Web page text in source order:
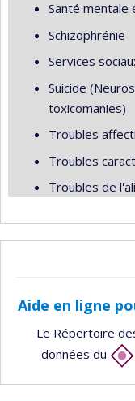
Santé mentale
Schizophrénie
Services
Suicide
toxicomanies)
Troubles
Troubles
Troubles de
Aide en ligne
Le Répertoire
données du